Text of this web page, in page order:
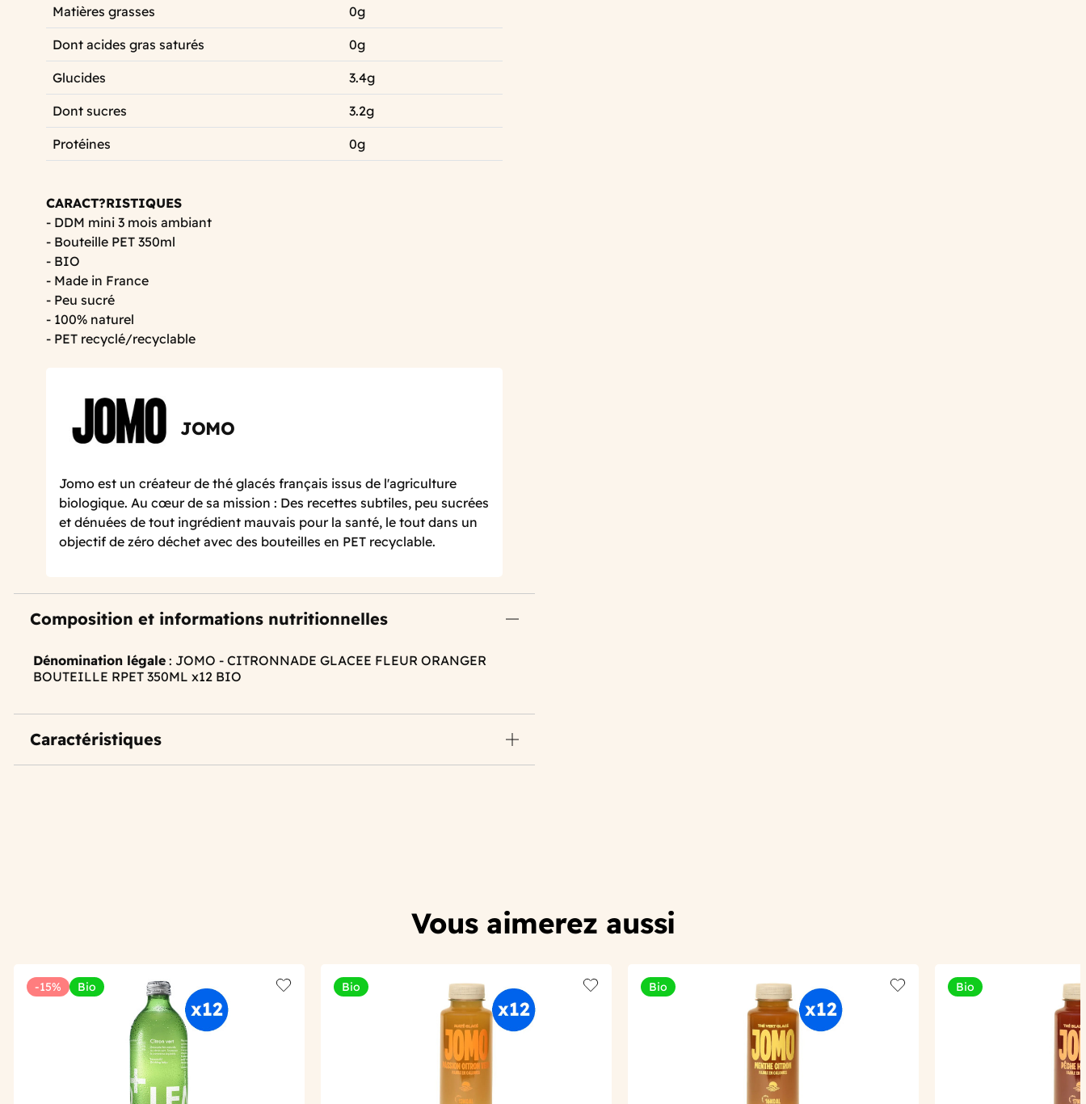
Matières grasses 0g
Dont acides gras saturés 0g
Glucides 3.4g
Dont sucres 3.2g
Protéines 0g
CARACT?RISTIQUES
- DDM mini 3 mois ambiant
- Bouteille PET 350ml
- BIO
- Made in France
- Peu sucré
- 100% naturel
- PET recyclé/recyclable
JOMO
Jomo est un créateur de thé glacés français issus de l'agriculture
biologique. Au cœur de sa mission : Des recettes subtiles, peu sucrées
et dénuées de tout ingrédient mauvais pour la santé, le tout dans un
objectif de zéro déchet avec des bouteilles en PET recyclable.
Composition et informations nutritionnelles
Dénomination légale : JOMO - CITRONNADE GLACEE FLEUR ORANGER
BOUTEILLE RPET 350ML x12 BIO
Caractéristiques
Vous aimerez aussi
-15% Bio
Add to wishlist
Bio
Add to wishlist
Bio
Add to wishlist
Bio